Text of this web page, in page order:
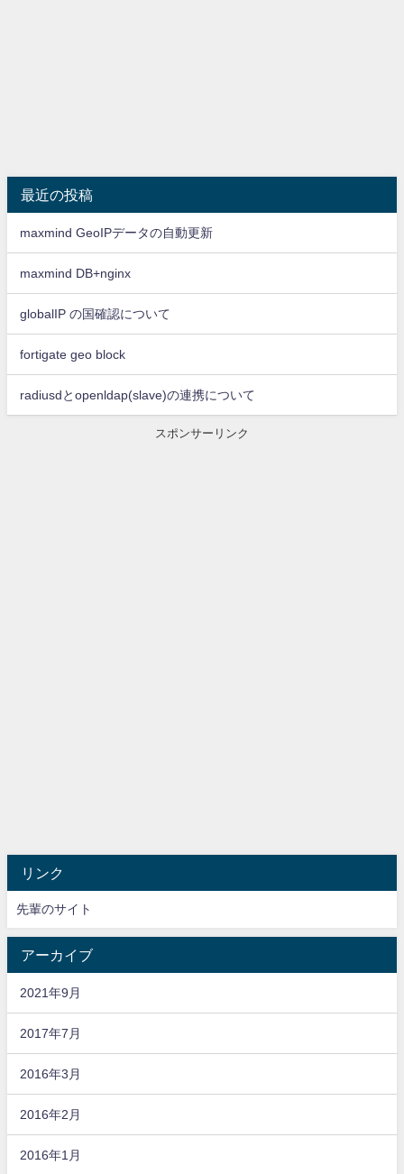
最近の投稿
maxmind GeoIPデータの自動更新
maxmind DB+nginx
globalIP の国確認について
fortigate geo block
radiusdとopenldap(slave)の連携について
スポンサーリンク
リンク
先輩のサイト
アーカイブ
2021年9月
2017年7月
2016年3月
2016年2月
2016年1月